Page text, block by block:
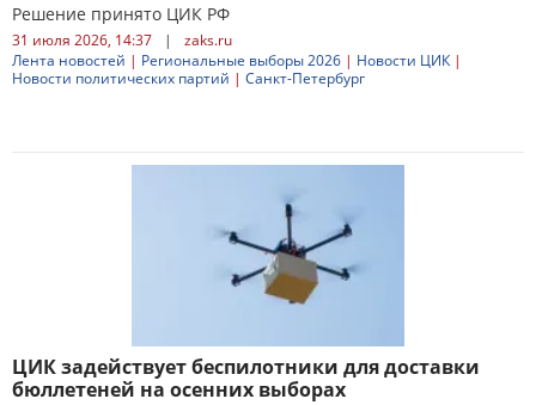
Решение принято ЦИК РФ
31 июля 2026, 14:37 |
zaks.ru
Лента новостей | Региональные выборы 2026 | Новости ЦИК |
Новости политических партий | Санкт-Петербург
ЦИК задействует беспилотники для доставки
бюллетеней на осенних выборах